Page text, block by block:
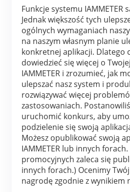
Usługa self-hosting
Ładowarka EV
Symulator IAMMETER
Licznik wirtualny
System prognozowania i
Aplikacje
Monitor energii systemu
Monitor zużycia energii
System sterowania grzałką
Automatyka domowa
Sklep
Zasoby
Szybki start produktu
Dokumentacja
Społeczność
Program współtwórców
Rozwiązania
Funkcje systemu IAMMETER
Jednak większość tych
ogólnych wymaganiach
na naszym własnym planie
konkretnej aplikacji. Dlatego
dowiedzieć się więcej o
IAMMETER i zrozumieć, jak
ulepszać nasz system i
rozwiązywać więcej
zastosowaniach.
uruchomić konkurs, aby
podzielenie się swoją
Możesz opublikować swoją
IAMMETER lub innych
promocyjnych zaleca się
innych forach.) Ocenimy
nagrodę zgodnie z wynikiem